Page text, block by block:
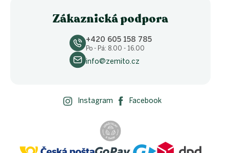
Zákaznická podpora
+420 605 158 785
Po - Pá: 8.00 - 16.00
info@zemito.cz
Instagram Facebook